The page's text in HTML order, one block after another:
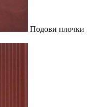
Подови плочки